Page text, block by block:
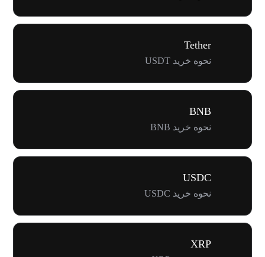
Tether
نحوه خرید USDT
BNB
نحوه خرید BNB
USDC
نحوه خرید USDC
XRP